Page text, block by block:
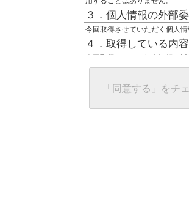
３．個人情報の外部
今回取得させていただく個人
４．取得している内
今回取得している個人情報は
任意の名前
グローバルIPアドレス
接続ホスト情報
５．個人情報に関す
「同意する」をチ